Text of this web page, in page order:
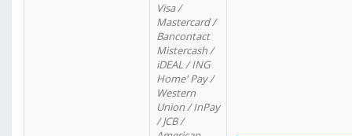
Visa /
Mastercard /
Bancontact
Mistercash /
iDEAL / ING
Home' Pay /
Western
Union / InPay
/ JCB /